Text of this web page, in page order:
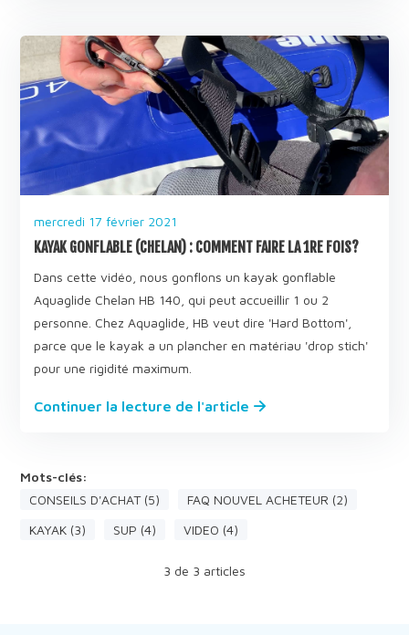
mercredi 17 février 2021
KAYAK GONFLABLE (CHELAN) : COMMENT FAIRE LA 1RE FOIS?
Dans cette vidéo, nous gonflons un kayak gonflable
Aquaglide Chelan HB 140, qui peut accueillir 1 ou 2
personne. Chez Aquaglide, HB veut dire 'Hard Bottom',
parce que le kayak a un plancher en matériau 'drop stich'
pour une rigidité maximum.
Continuer la lecture de l'article
Mots-clés:
CONSEILS D'ACHAT (5)
FAQ NOUVEL ACHETEUR (2)
KAYAK (3)
SUP (4) VIDEO (4)
3 de 3 articles